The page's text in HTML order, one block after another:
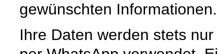
gewünschten Informationen.
Ihre Daten werden stets